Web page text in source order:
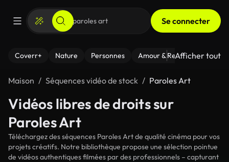
Se connecter
Coverr+ Nature Personnes Amour & Relations Le
Afficher tout
Maison Séquences vidéo de stock Paroles Art
Vidéos libres de droits sur
Paroles Art
Téléchargez des séquences Paroles Art de qualité cinéma pour vos
projets créatifs. Notre bibliothèque propose une sélection pointue
de vidéos authentiques filmées par des professionnels – capturant